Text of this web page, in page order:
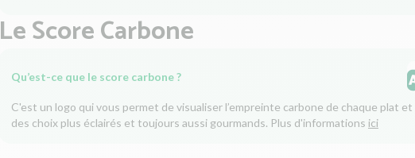
Le Score Carbone
Qu’est-ce que le score carbone ?
C'est un logo qui vous permet de visualiser l’empreinte carbone de chaque plat
des choix plus éclairés et toujours aussi gourmands. Plus d'informations ici